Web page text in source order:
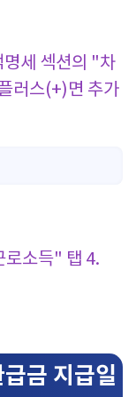
명세 섹션의 "차
러스(+)면 추가
로소득" 탭 4.
금 지급일